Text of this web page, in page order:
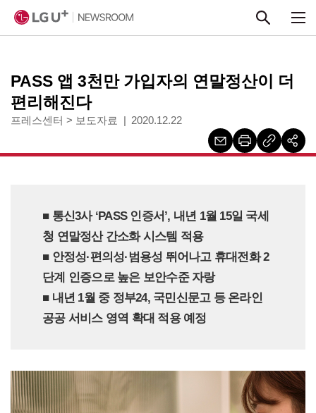
PASS 앱 3천만 가입자의 연말정산이 더
편리해진다
프레스센터 > 보도자료 2020.12.22
■ 통신3사 ‘PASS 인증서’, 내년 1월 15일 국세
청 연말정산 간소화 시스템 적용
■ 안정성·편의성·범용성 뛰어나고 휴대전화 2
단계 인증으로 높은 보안수준 자랑
■ 내년 1월 중 정부24, 국민신문고 등 온라인
공공 서비스 영역 확대 적용 예정